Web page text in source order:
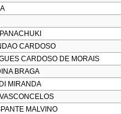
CARDOSO
CARDOSO DE MORAIS
BRAGA
MIRANDA
MALVINO